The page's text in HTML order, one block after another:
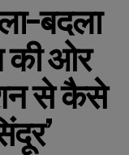
बदला
की ओर
से कैसे